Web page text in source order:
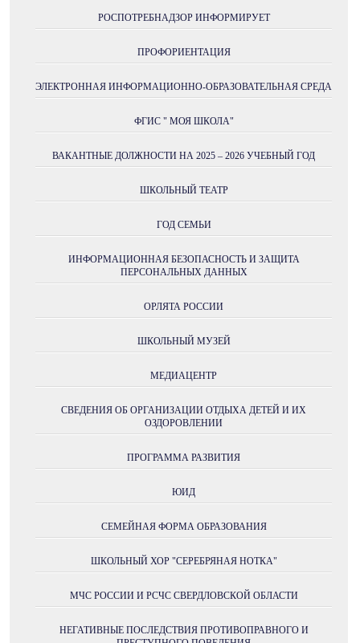
РОСПОТРЕБНАДЗОР ИНФОРМИРУЕТ
ПРОФОРИЕНТАЦИЯ
ЭЛЕКТРОННАЯ ИНФОРМАЦИОННО-ОБРАЗОВАТЕЛЬНАЯ СРЕДА
ФГИС " МОЯ ШКОЛА"
ВАКАНТНЫЕ ДОЛЖНОСТИ НА 2025 – 2026 УЧЕБНЫЙ ГОД
ШКОЛЬНЫЙ ТЕАТР
ГОД СЕМЬИ
ИНФОРМАЦИОННАЯ БЕЗОПАСНОСТЬ И ЗАЩИТА
ПЕРСОНАЛЬНЫХ ДАННЫХ
ОРЛЯТА РОССИИ
ШКОЛЬНЫЙ МУЗЕЙ
МЕДИАЦЕНТР
СВЕДЕНИЯ ОБ ОРГАНИЗАЦИИ ОТДЫХА ДЕТЕЙ И ИХ
ОЗДОРОВЛЕНИИ
ПРОГРАММА РАЗВИТИЯ
ЮИД
СЕМЕЙНАЯ ФОРМА ОБРАЗОВАНИЯ
ШКОЛЬНЫЙ ХОР "СЕРЕБРЯНАЯ НОТКА"
МЧС РОССИИ И РСЧС СВЕРДЛОВСКОЙ ОБЛАСТИ
НЕГАТИВНЫЕ ПОСЛЕДСТВИЯ ПРОТИВОПРАВНОГО И